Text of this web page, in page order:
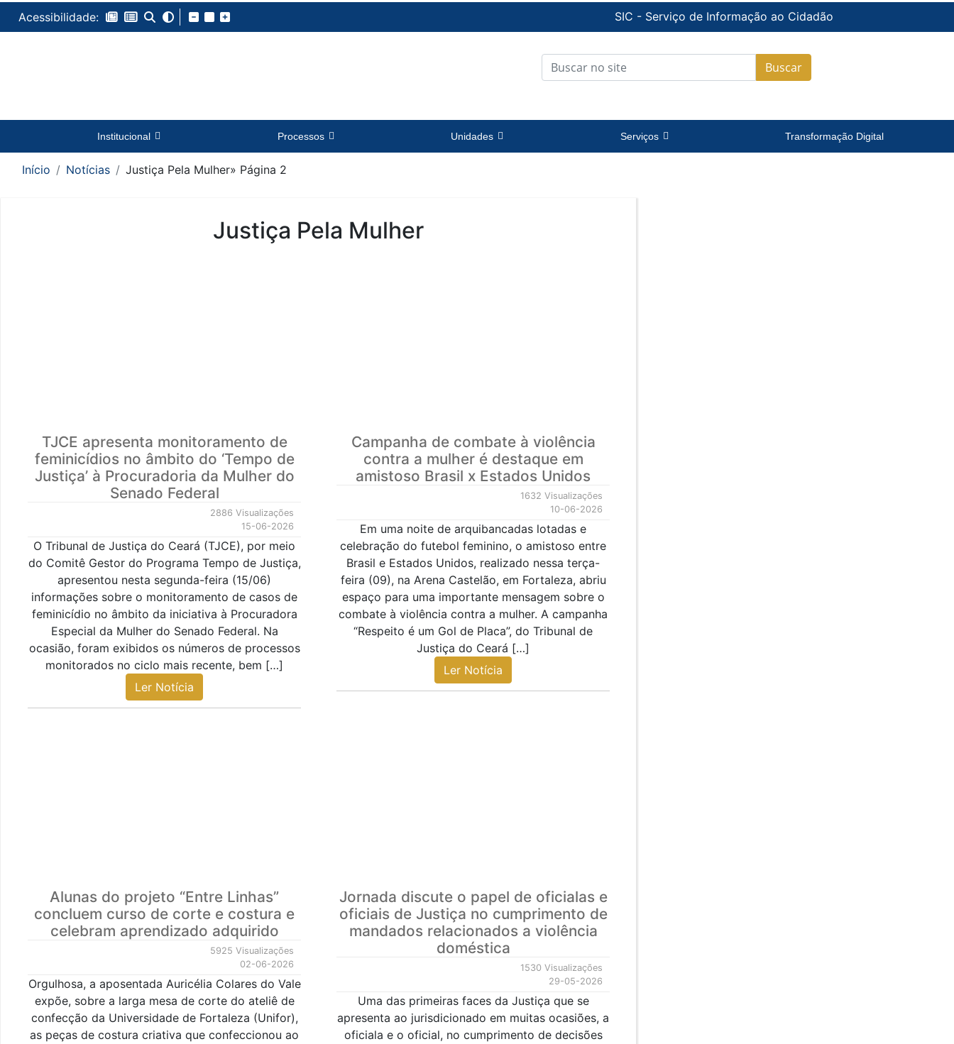
Acessibilidade: SIC - Serviço de Informação ao Cidadão
Buscar
Institucional Processos Unidades Serviços Transformação Digital
Início Notícias Justiça Pela Mulher» Página 2
Justiça Pela Mulher
TJCE apresenta monitoramento de
feminicídios no âmbito do ‘Tempo de
Justiça’ à Procuradoria da Mulher do
Senado Federal
2886 Visualizações
15-06-2026
O Tribunal de Justiça do Ceará (TJCE), por meio
do Comitê Gestor do Programa Tempo de Justiça,
apresentou nesta segunda-feira (15/06)
informações sobre o monitoramento de casos de
feminicídio no âmbito da iniciativa à Procuradora
Especial da Mulher do Senado Federal. Na
ocasião, foram exibidos os números de processos
monitorados no ciclo mais recente, bem […]
Ler Notícia
Campanha de combate à violência
contra a mulher é destaque em
amistoso Brasil x Estados Unidos
1632 Visualizações
10-06-2026
Em uma noite de arquibancadas lotadas e
celebração do futebol feminino, o amistoso entre
Brasil e Estados Unidos, realizado nessa terça-
feira (09), na Arena Castelão, em Fortaleza, abriu
espaço para uma importante mensagem sobre o
combate à violência contra a mulher. A campanha
“Respeito é um Gol de Placa”, do Tribunal de
Justiça do Ceará […]
Ler Notícia
Alunas do projeto “Entre Linhas”
concluem curso de corte e costura e
celebram aprendizado adquirido
5925 Visualizações
02-06-2026
Orgulhosa, a aposentada Auricélia Colares do Vale
expõe, sobre a larga mesa de corte do ateliê de
confecção da Universidade de Fortaleza (Unifor),
as peças de costura criativa que confeccionou ao
Jornada discute o papel de oficialas e
oficiais de Justiça no cumprimento de
mandados relacionados a violência
doméstica
1530 Visualizações
29-05-2026
Uma das primeiras faces da Justiça que se
apresenta ao jurisdicionado em muitas ocasiões, a
oficiala e o oficial, no cumprimento de decisões